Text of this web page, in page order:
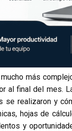
más
al final del mes.
realizaron y
hojas de
y